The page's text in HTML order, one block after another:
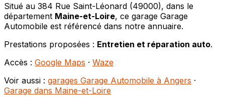
Situé au 384 Rue Saint-Léonard (49000), dans le
département Maine-et-Loire, ce garage Garage
Automobile est référencé dans notre annuaire.
Prestations proposées : Entretien et réparation auto.
Accès : Google Maps · Waze
Voir aussi : garages Garage Automobile à Angers ·
Garage dans Maine-et-Loire